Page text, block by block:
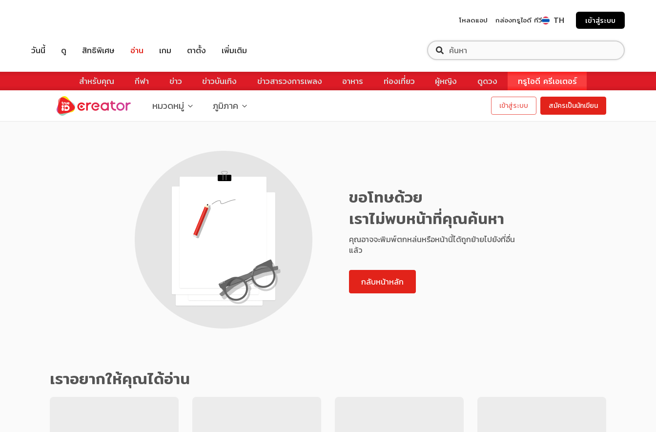
โหลดแอป กล่องทรูไอดี ทีวี TH เข้าสู่ระบบ
วันนี้ ดู สิทธิพิเศษ อ่าน เกม ตาตั้ง เพิ่มเติม
สำหรับคุณ กีฬา ข่าว ข่าวบันเทิง ข่าวสารวงการเพลง อาหาร ท่องเที่ยว ผู้หญิง ดูดวง ทรูไอดี ครีเอเตอร์
หมวดหมู่ ภูมิภาค เข้าสู่ระบบ สมัครเป็นนักเขียน
ขอโทษด้วย
เราไม่พบหน้าที่คุณค้นหา
คุณอาจจะพิมพ์ตกหล่นหรือหน้านี้ได้ถูกย้ายไปยังที่อื่น
แล้ว
กลับหน้าหลัก
เราอยากให้คุณได้อ่าน